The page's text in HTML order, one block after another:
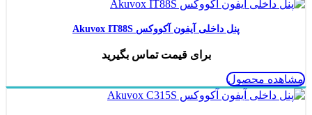
پنل داخلی آیفون آکووکس Akuvox IT88S
برای قیمت تماس بگیرید
مشاهده محصول